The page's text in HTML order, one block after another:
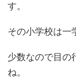
す。
その小学校は一
少数なので目の
ね。